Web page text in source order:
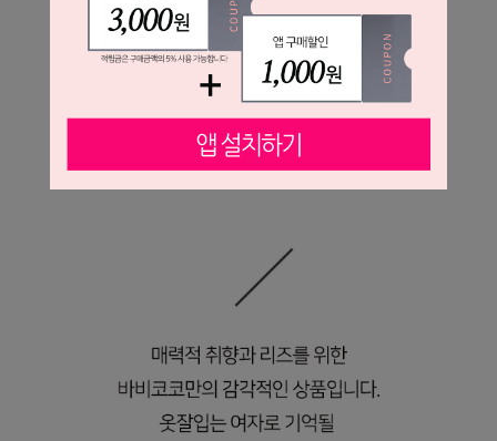
오늘도 바비코코와
조금 더 우아한 하루를 즐겨보세요.